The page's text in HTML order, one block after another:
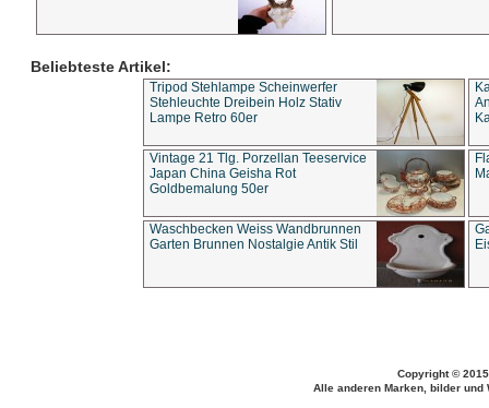
Beliebteste Artikel:
Tripod Stehlampe Scheinwerfer
Stehleuchte Dreibein Holz Stativ
Lampe Retro 60er
Vintage 21 Tlg. Porzellan Teeservice
Japan China Geisha Rot
Goldbemalung 50er
Waschbecken Weiss Wandbrunnen
Garten Brunnen Nostalgie Antik Stil
Copyright ©
Alle anderen Marken, bilder und